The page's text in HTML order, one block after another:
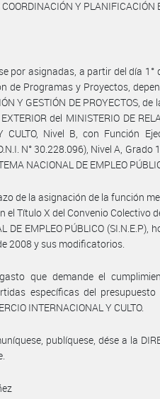
COORDINACIÓN Y PLANIFICACIÓN
por asignadas, a partir del día
de Programas y Proyectos,
Y GESTIÓN DE PROYECTOS, de
del MINISTERIO DE
CULTO, Nivel B, con Función
N° 30.228.096), Nivel A,
NACIONAL DE EMPLEO
de la asignación de la función
el Título X del Convenio Colectivo
DE EMPLEO PÚBLICO
2008 y sus modificatorios.
gasto que demande el
específicas del presupuesto
INTERNACIONAL Y CULTO.
publíquese, dése a la